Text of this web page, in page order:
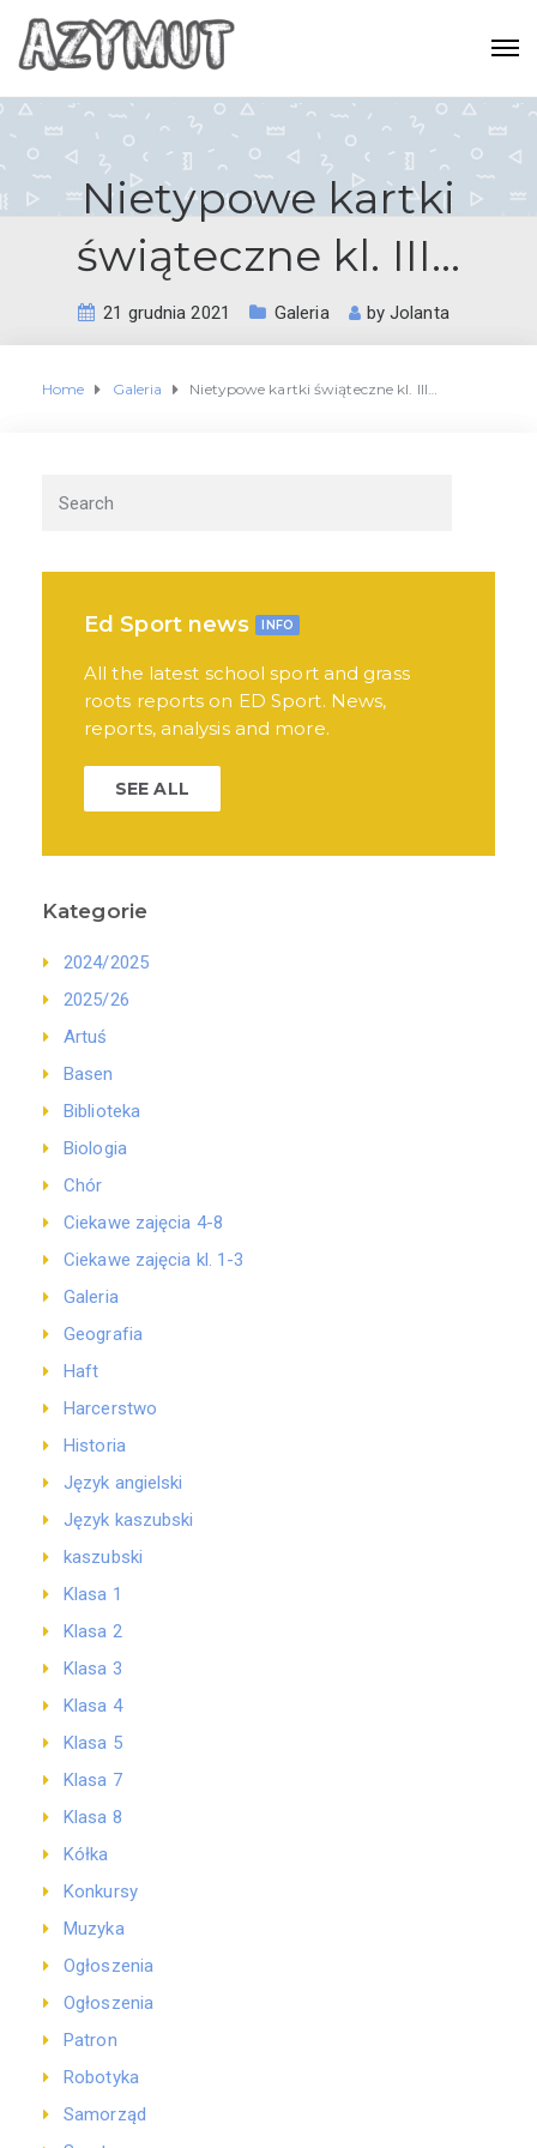
Nietypowe kartki
świąteczne kl. III…
21 grudnia 2021 Galeria byJolanta
Home Galeria Nietypowe kartki świąteczne kl. III…
Ed Sport news INFO
All the latest school sport and grass
roots reports on ED Sport. News,
reports, analysis and more.
SEE ALL
Kategorie
2024/2025
2025/26
Artuś
Basen
Biblioteka
Biologia
Chór
Ciekawe zajęcia 4-8
Ciekawe zajęcia kl. 1-3
Galeria
Geografia
Haft
Harcerstwo
Historia
Język angielski
Język kaszubski
kaszubski
Klasa 1
Klasa 2
Klasa 3
Klasa 4
Klasa 5
Klasa 7
Klasa 8
Kółka
Konkursy
Muzyka
Ogłoszenia
Ogłoszenia
Patron
Robotyka
Samorząd